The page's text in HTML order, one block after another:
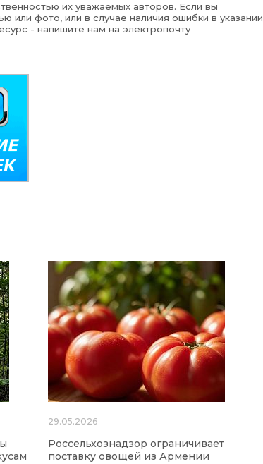
их уважаемых авторов. Если вы
или фото, или в случае наличия ошибки в указании
- напишите нам на электропочту
29.05.2026
Россельхознадзор ограничивает
поставку овощей из Армении